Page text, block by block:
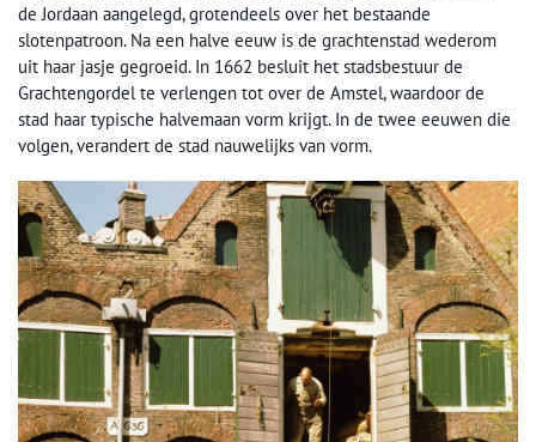
de Jordaan aangelegd, grotendeels over het bestaande
slotenpatroon. Na een halve eeuw is de grachtenstad wederom
uit haar jasje gegroeid. In 1662 besluit het stadsbestuur de
Grachtengordel te verlengen tot over de Amstel, waardoor de
stad haar typische halvemaan vorm krijgt. In de twee eeuwen die
volgen, verandert de stad nauwelijks van vorm.